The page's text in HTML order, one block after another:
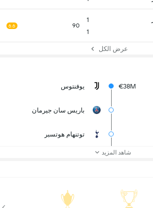
1
1
90
6.6
عرض الكل
€38M يوفنتوس
باريس سان جيرمان
توتنهام هوتسبر
شاهد المزيد